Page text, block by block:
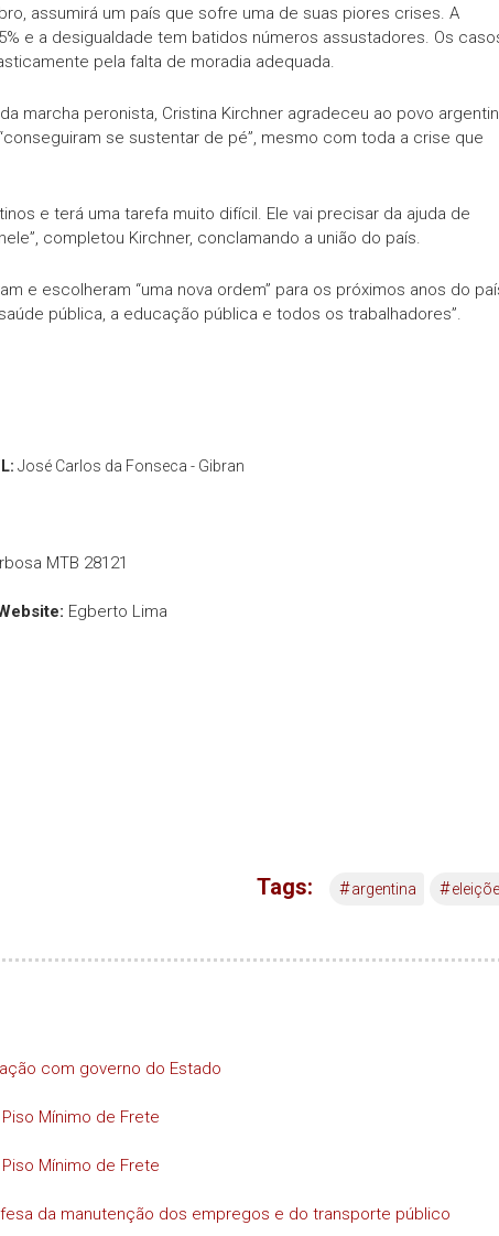
assumirá um país que sofre uma de suas piores crises. A
e a desigualdade tem batidos números assustadores. Os
pela falta de moradia adequada.
marcha peronista, Cristina Kirchner agradeceu ao povo
se sustentar de pé”, mesmo com toda a crise que
e terá uma tarefa muito difícil. Ele vai precisar da ajuda de
completou Kirchner, conclamando a união do país.
e escolheram “uma nova ordem” para os próximos anos do
pública, a educação pública e todos os trabalhadores”.
José Carlos da Fonseca - Gibran
MTB 28121
Egberto Lima
Tags: #argentina #
com governo do Estado
Mínimo de Frete
Mínimo de Frete
da manutenção dos empregos e do transporte público